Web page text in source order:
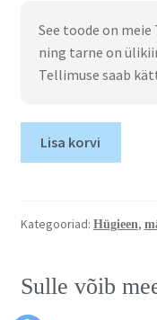
See toode on
ning tarne on
Tellimuse saab
Lisa korvi
Kategooriad: Hügieen,
Sulle võib